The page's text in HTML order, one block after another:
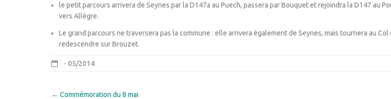
le petit parcours arrivera de Seynes par la D147a au Puech, passera par Bouquet et rejoindra la D147 au
vers Allègre.
Le grand parcours ne traversera pas la commune : elle arrivera également de Seynes, mais tournera au
redescendre sur Brouzet.
- 05/2014
← Commémoration du 8 mai